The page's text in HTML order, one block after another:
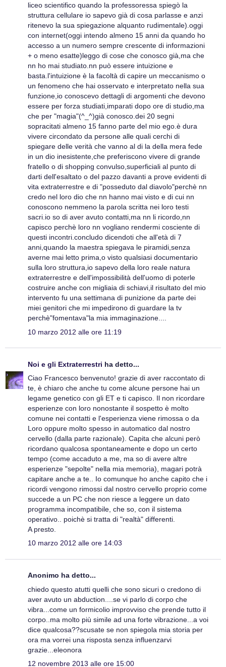
liceo scientifico quando la professoressa spiegò la
struttura cellulare io sapevo già di cosa parlasse e anzi
ritenevo la sua spiegazione alquanto rudimentale).oggi
con internet(oggi intendo almeno 15 anni da quando ho
accesso a un numero sempre crescente di informazioni
+ o meno esatte)leggo di cose che conosco già,ma che
nn ho mai studiato.nn può essere intuizione e
basta.l'intuizione è la facoltà di capire un meccanismo o
un fenomeno che hai osservato e interpretato nella sua
funzione,io conoscevo dettagli di argomenti che devono
essere per forza studiati,imparati dopo ore di studio,ma
che per "magia"(^_^)già conosco.dei 20 segni
sopracitati almeno 15 fanno parte del mio ego.è dura
vivere circondato da persone alle quali cerchi di
spiegare delle verità che vanno al di la della mera fede
in un dio inesistente,che preferiscono vivere di grande
fratello o di shopping convulso,superficiali al punto di
darti dell'esaltato o del pazzo davanti a prove evidenti di
vita extraterrestre e di "posseduto dal diavolo"perchè nn
credo nel loro dio che nn hanno mai visto e di cui nn
conoscono nemmeno la parola scritta nei loro testi
sacri.io so di aver avuto contatti,ma nn li ricordo,nn
capisco perchè loro nn vogliano rendermi cosciente di
questi incontri.concludo dicendoti che all'età di 7
anni,quando la maestra spiegava le piramidi,senza
averne mai letto prima,o visto qualsiasi documentario
sulla loro struttura,io sapevo della loro reale natura
extraterrestre e dell'impossibilità dell'uomo di poterle
costruire anche con migliaia di schiavi,il risultato del mio
intervento fu una settimana di punizione da parte dei
miei genitori che mi impedirono di guardare la tv
perchè"fomentava"la mia immaginazione....
10 marzo 2012 alle ore 11:19
Noi e gli Extraterrestri ha detto...
Ciao Francesco benvenuto! grazie di aver raccontato di
te, è chiaro che anche tu come alcune persone hai un
legame genetico con gli ET e ti capisco. Il non ricordare
esperienze con loro nonostante il sospetto è molto
comune nei contatti e l'esperienza viene rimossa o da
Loro oppure molto spesso in automatico dal nostro
cervello (dalla parte razionale). Capita che alcuni però
ricordano qualcosa spontaneamente e dopo un certo
tempo (come accaduto a me, ma so di avere altre
esperienze "sepolte" nella mia memoria), magari potrà
capitare anche a te.. Io comunque ho anche capito che i
ricordi vengono rimossi dal nostro cervello proprio come
succede a un PC che non riesce a leggere un dato
programma incompatibile, che so, con il sistema
operativo.. poichè si tratta di "realtà" differenti.
A presto.
10 marzo 2012 alle ore 14:03
Anonimo ha detto...
chiedo questo atutti quelli che sono sicuri o credono di
aver avuto un abduction....se vi parlo di corpo che
vibra...come un formicolio improvviso che prende tutto il
corpo..ma molto più simile ad una forte vibrazione...a voi
dice qualcosa??scusate se non spiegola mia storia per
ora ma vorrei una risposta senza influenzarvi
grazie...eleonora
12 novembre 2013 alle ore 15:00